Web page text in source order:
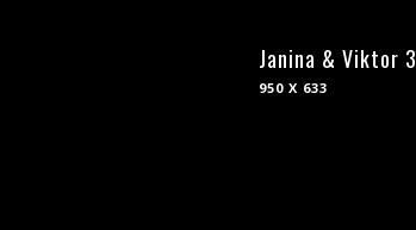
Janina & Viktor 3
950 X 633